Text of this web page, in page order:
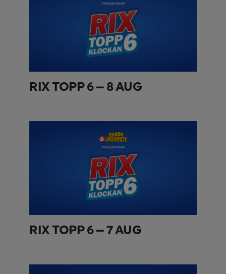
RIX TOPP 6 – 8 AUG
RIX TOPP 6 – 7 AUG